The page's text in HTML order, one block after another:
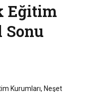
Eğitim
Sonu
Kurumları, Neşet